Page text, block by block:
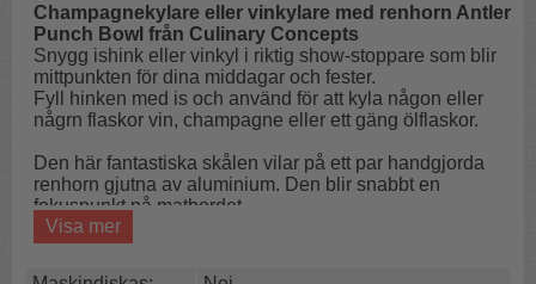
Champagnekylare eller vinkylare med renhorn Antler
Punch Bowl från Culinary Concepts
Snygg ishink eller vinkyl i riktig show-stoppare som blir
mittpunkten för dina middagar och fester.
Fyll hinken med is och använd för att kyla någon eller
någrn flaskor vin, champagne eller ett gäng ölflaskor.
Den här fantastiska skålen vilar på ett par handgjorda
renhorn gjutna av aluminium. Den blir snabbt en
fokuspunkt på matbordet.
Gör dig redo för framtida fester och tillställningar. Det här
Visa mer